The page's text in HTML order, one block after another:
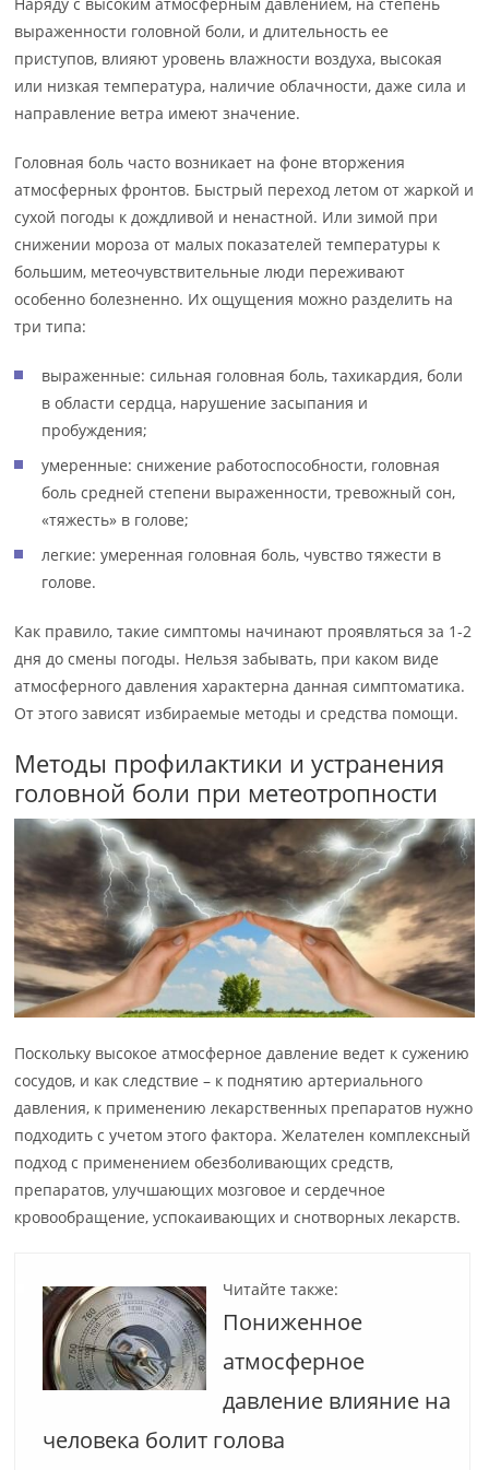
Наряду с высоким атмосферным давлением, на степень
выраженности головной боли, и длительность ее
приступов, влияют уровень влажности воздуха, высокая
или низкая температура, наличие облачности, даже сила и
направление ветра имеют значение.
Головная боль часто возникает на фоне вторжения
атмосферных фронтов. Быстрый переход летом от жаркой и
сухой погоды к дождливой и ненастной. Или зимой при
снижении мороза от малых показателей температуры к
большим, метеочувствительные люди переживают
особенно болезненно. Их ощущения можно разделить на
три типа:
выраженные: сильная головная боль, тахикардия, боли
в области сердца, нарушение засыпания и
пробуждения;
умеренные: снижение работоспособности, головная
боль средней степени выраженности, тревожный сон,
«тяжесть» в голове;
легкие: умеренная головная боль, чувство тяжести в
голове.
Как правило, такие симптомы начинают проявляться за 1-2
дня до смены погоды. Нельзя забывать, при каком виде
атмосферного давления характерна данная симптоматика.
От этого зависят избираемые методы и средства помощи.
Методы профилактики и устранения
головной боли при метеотропности
Поскольку высокое атмосферное давление ведет к сужению
сосудов, и как следствие – к поднятию артериального
давления, к применению лекарственных препаратов нужно
подходить с учетом этого фактора. Желателен комплексный
подход с применением обезболивающих средств,
препаратов, улучшающих мозговое и сердечное
кровообращение, успокаивающих и снотворных лекарств.
Читайте также:
Пониженное
атмосферное
давление влияние на
человека болит голова